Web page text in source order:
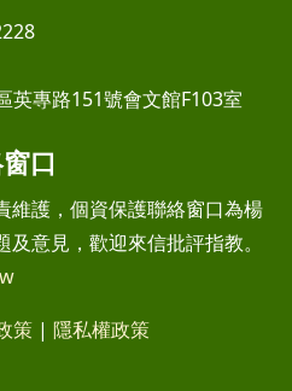
英專路151號會文館F103室
口
維護，個資保護聯絡窗口為楊
意見，歡迎來信批評指教。
策 | 隱私權政策